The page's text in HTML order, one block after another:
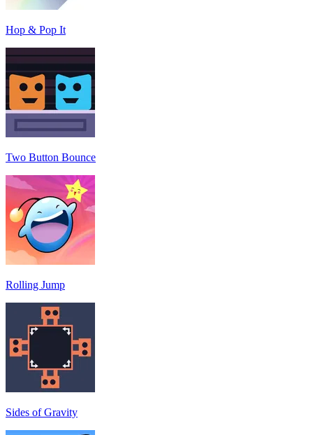
Hop & Pop It
Two Button Bounce
Rolling Jump
Sides of Gravity